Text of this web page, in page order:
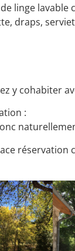
linge
draps,
y cohabiter
:
réservation